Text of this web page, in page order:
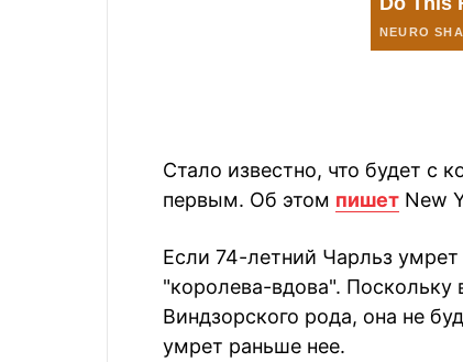
Стало известно, что будет с
первым. Об этом пишет New
Если 74-летний Чарльз
"королева-вдова". Поскольку
Виндзорского рода, она не
умрет раньше нее.